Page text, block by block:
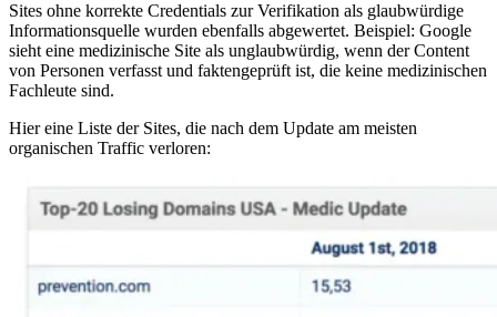
Sites ohne korrekte Credentials zur Verifikation als glaubwürdige
Informationsquelle wurden ebenfalls abgewertet. Beispiel: Google
sieht eine medizinische Site als unglaubwürdig, wenn der Content
von Personen verfasst und faktengeprüft ist, die keine medizinischen
Fachleute sind.
Hier eine Liste der Sites, die nach dem Update am meisten
organischen Traffic verloren: